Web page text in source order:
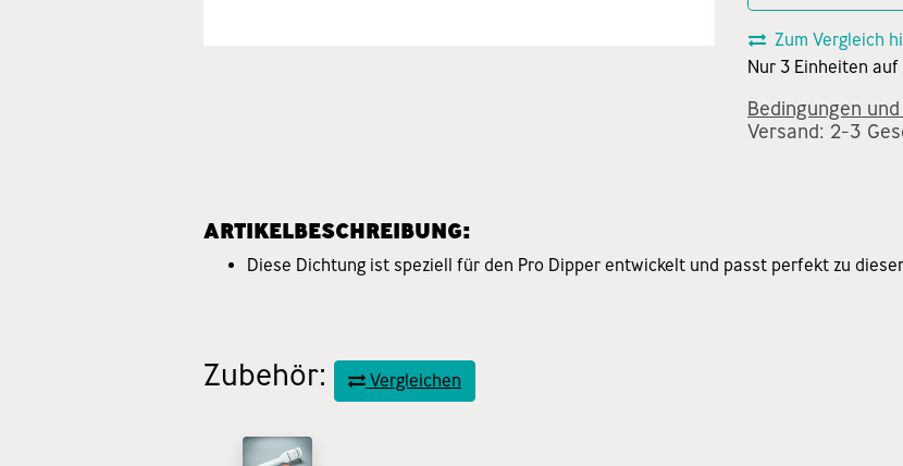
Zum Vergleich
Nur 3 Einheiten auf
Bedingungen
Versand: 2-3
ARTIKELBESCHREIBUNG:
Diese Dichtung ist speziell für den Pro Dipper entwickelt und passt perfekt zu
Zubehör: Vergleichen